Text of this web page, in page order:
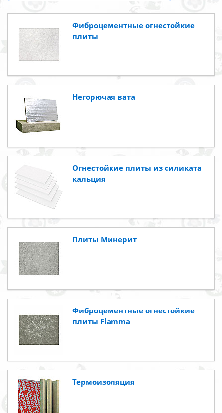
Фиброцементные огнестойкие
плиты
Негорючая вата
Огнестойкие плиты из силиката
кальция
Плиты Минерит
Фиброцементные огнестойкие
плиты Flamma
Термоизоляция